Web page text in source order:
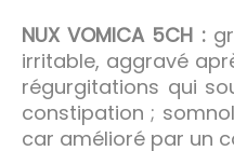
NUX VOMICA 5CH :
irritable, aggravé
régurgitations qui
constipation ;
car amélioré par un